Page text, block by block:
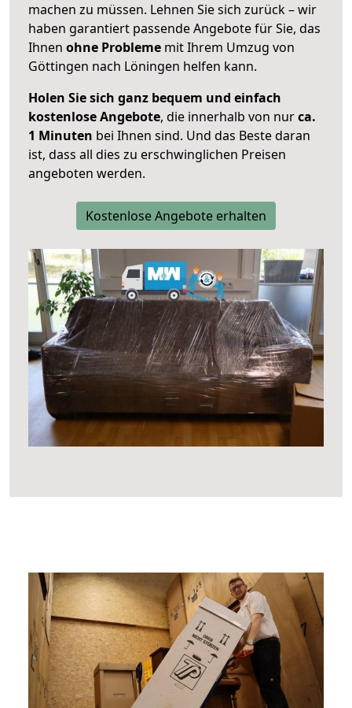
machen zu müssen. Lehnen Sie sich zurück – wir
haben garantiert passende Angebote für Sie, das
Ihnen ohne Probleme mit Ihrem Umzug von
Göttingen nach Löningen helfen kann.
Holen Sie sich ganz bequem und einfach
kostenlose Angebote, die innerhalb von nurca.
1 Minuten bei Ihnen sind. Und das Beste daran
ist, dass all dies zu erschwinglichen Preisen
angeboten werden.
Kostenlose Angebote erhalten